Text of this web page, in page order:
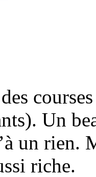
Un
un rien.
riche.